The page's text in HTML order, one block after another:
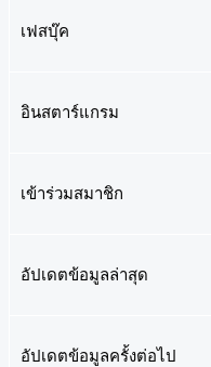
เฟสบุ๊ค
อินสตาร์แกรม
เข้าร่วมสมาชิก
อัปเดตข้อมูลล่าสุด
อัปเดตข้อมูลครั้งต่อไป